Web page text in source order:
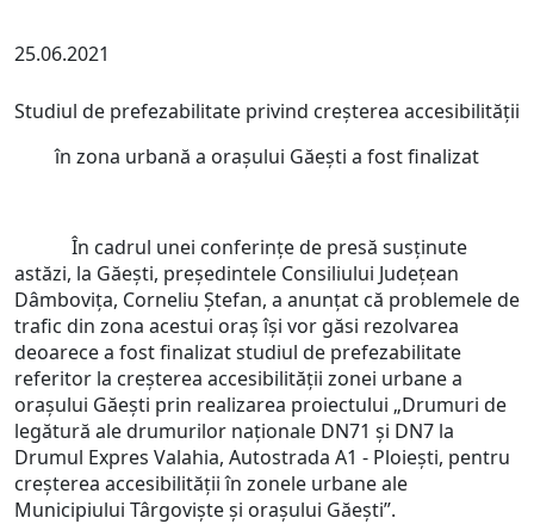
25.06.2021
Studiul de prefezabilitate privind creșterea accesibilității
în zona urbană a orașului Găești a fost finalizat
În cadrul unei conferințe de presă susținute
astăzi, la Găești, președintele Consiliului Județean
Dâmbovița, Corneliu Ștefan, a anunțat că problemele de
trafic din zona acestui oraș își vor găsi rezolvarea
deoarece a fost finalizat studiul de prefezabilitate
referitor la creșterea accesibilității zonei urbane a
orașului Găești prin realizarea proiectului „Drumuri de
legătură ale drumurilor naționale DN71 și DN7 la
Drumul Expres Valahia, Autostrada A1 - Ploiești, pentru
creșterea accesibilității în zonele urbane ale
Municipiului Târgoviște și orașului Găești”.